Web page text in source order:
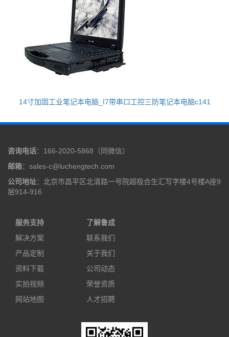
14寸加固工业笔记本电脑_I7带串口工控三防笔记本电脑c141
咨询电话：166-2020-5868（同微信）
邮箱：sales-c@luchengtech.com
公司地址：北京市昌平区北清路一号院超极合生汇写字楼4号楼A座9
层914-916
服务支持
解决方案
产品定制
资料下载
实拍视频
网站地图
了解鲁成
联系我们
关于我们
公司动态
荣誉资质
人才招聘